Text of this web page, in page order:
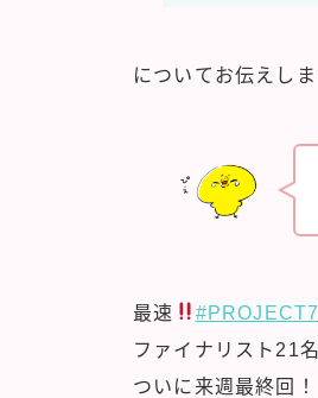
についてお伝えしま
最速 #PROJECT7
ファイナリスト21
ついに来週最終回！